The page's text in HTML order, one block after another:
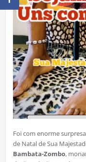
Foi com enorme
de Natal de Sua
Bambata-Zombo,